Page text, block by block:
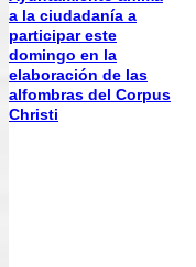
a la ciudadanía a
participar este
domingo en la
elaboración de las
alfombras del Corpus
Christi